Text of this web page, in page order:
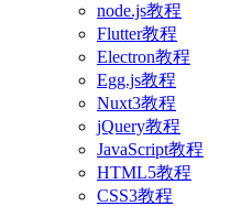
node.js教程
Flutter教程
Electron教程
Egg.js教程
Nuxt3教程
jQuery教程
JavaScript教程
HTML5教程
CSS3教程